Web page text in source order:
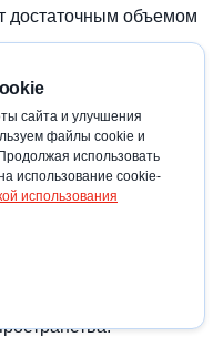
достаточным объемом
сфокусироваться
за классом в
учениками. От
камеры. Если
класса, камеру
в кадр попадало
процесса. Если
на отдельных
сайта и улучшения
файлы cookie и
использовать
использование cookie-
использования